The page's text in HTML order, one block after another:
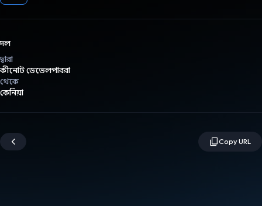
দল
দ্বারা
কীনোট ডেভেলপাররা
থেকে
কেনিয়া